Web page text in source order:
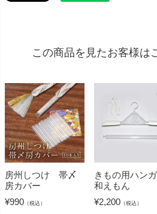
この商品を見たお客様は
房州しつけ 帯〆
房カバー
¥990 （税込）
きもの用ハン
和えもん
¥2,200 （税込）